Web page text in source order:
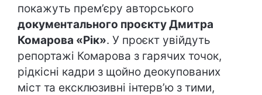
покажуть прем’єру авторського
документального проєкту Дмитра
Комарова «Рік». У проєкт увійдуть
репортажі Комарова з гарячих точок,
рідкісні кадри з щойно деокупованих
міст та ексклюзивні інтерв’ю з тими,